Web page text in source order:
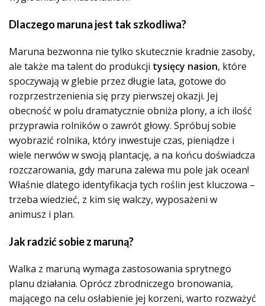
Dlaczego maruna jest tak szkodliwa?
Maruna bezwonna nie tylko skutecznie kradnie zasoby,
ale także ma talent do produkcji tysięcy nasion, które
spoczywają w glebie przez długie lata, gotowe do
rozprzestrzenienia się przy pierwszej okazji. Jej
obecność w polu dramatycznie obniża plony, a ich ilość
przyprawia rolników o zawrót głowy. Spróbuj sobie
wyobrazić rolnika, który inwestuje czas, pieniądze i
wiele nerwów w swoją plantację, a na końcu doświadcza
rozczarowania, gdy maruna zalewa mu pole jak ocean!
Właśnie dlatego identyfikacja tych roślin jest kluczowa –
trzeba wiedzieć, z kim się walczy, wyposażeni w
animusz i plan.
Jak radzić sobie z maruną?
Walka z maruną wymaga zastosowania sprytnego
planu działania. Oprócz zbrodniczego bronowania,
mającego na celu osłabienie jej korzeni, warto rozważyć